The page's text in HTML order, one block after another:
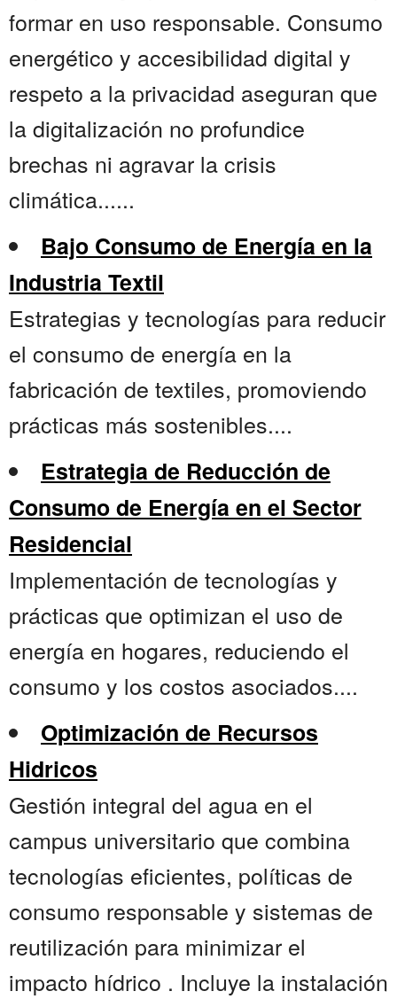
formar en uso responsable. Consumo
energético y accesibilidad digital y
respeto a la privacidad aseguran que
la digitalización no profundice
brechas ni agravar la crisis
climática......
Bajo Consumo de Energía en la
Industria Textil
Estrategias y tecnologías para reducir
el consumo de energía en la
fabricación de textiles, promoviendo
prácticas más sostenibles....
Estrategia de Reducción de
Consumo de Energía en el Sector
Residencial
Implementación de tecnologías y
prácticas que optimizan el uso de
energía en hogares, reduciendo el
consumo y los costos asociados....
Optimización de Recursos
Hidricos
Gestión integral del agua en el
campus universitario que combina
tecnologías eficientes, políticas de
consumo responsable y sistemas de
reutilización para minimizar el
impacto hídrico . Incluye la instalación